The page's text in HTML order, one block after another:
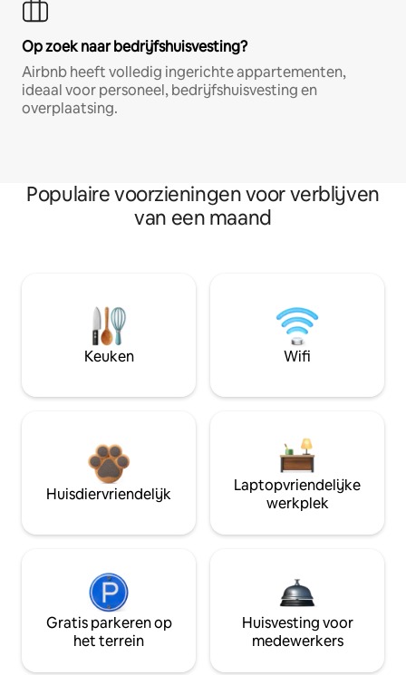
Op zoek naar bedrijfshuisvesting?
Airbnb heeft volledig ingerichte appartementen,
ideaal voor personeel, bedrijfshuisvesting en
overplaatsing.
Populaire voorzieningen voor verblijven
van een maand
Keuken Wifi
Huisdiervriendelijk
Laptopvriendelijke
werkplek
Gratis parkeren op
het terrein
Huisvesting voor
medewerkers